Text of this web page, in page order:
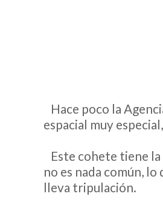
Hace poco la
espacial muy
Este cohete tiene
no es nada común,
lleva tripulación.